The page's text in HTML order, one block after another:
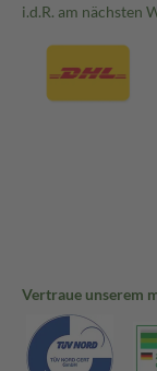
i.d.R. am nächsten
Vertraue unserem